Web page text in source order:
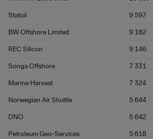
Statoil 9 597
BW Offshore Limited 9 182
REC Silicon 9 146
Songa Offshore 7 331
Marine Harvest 7 324
Norwegian Air Shuttle 5 644
DNO 5 642
Petroleum Geo-Services 5 618